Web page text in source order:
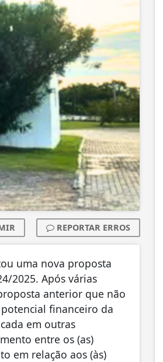
REPORTAR ERROS
uma nova proposta
2025. Após várias
anterior que não
financeiro da
em outras
entre os (as)
em relação aos (às)